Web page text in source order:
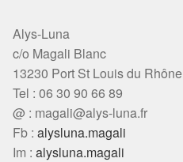
Pendentifs
Pierres
Harmonisation
Alys-Luna
c/o Magali Blanc
13230 Port St Louis du Rhône
Tel : 06 30 90 66 89
@ : magali@alys-luna.fr
Fb : alysluna.magali
Im : alysluna.magali